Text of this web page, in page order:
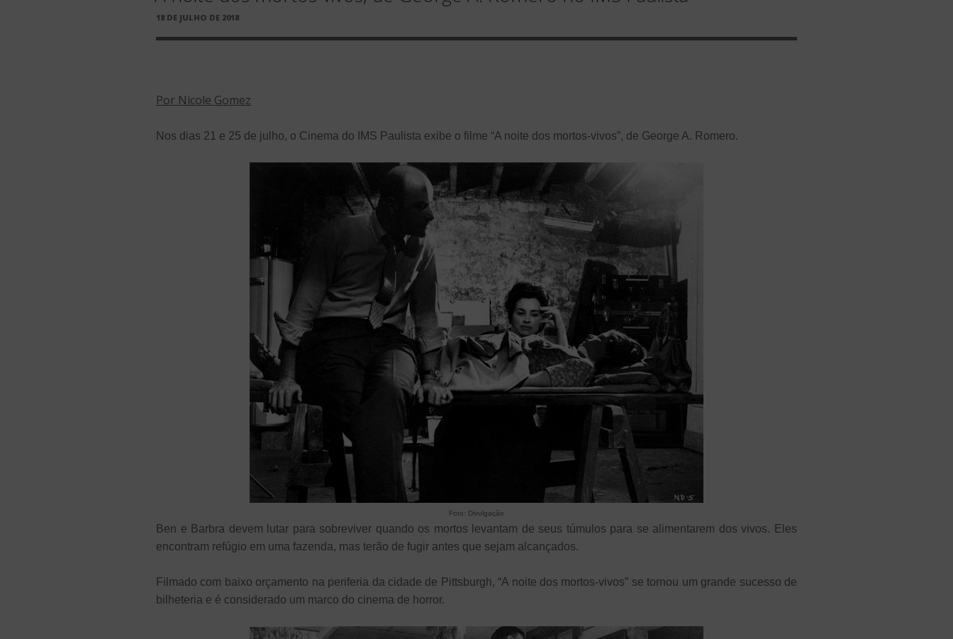
PUBLICADO
18 DE JULHO DE 2018
Por Nicole Gomez
Nos dias 21 e 25 de julho, o Cinema do IMS Paulista exibe o filme “A noite dos mortos-vivos”, de George A. Romero.
Foto: Divulgação
Ben e Barbra devem lutar para sobreviver quando os mortos levantam de seus túmulos para se alimentarem dos vivos. Eles
encontram refúgio em uma fazenda, mas terão de fugir antes que sejam alcançados.
Filmado com baixo orçamento na periferia da cidade de Pittsburgh, “A noite dos mortos-vivos” se tornou um grande sucesso de
bilheteria e é considerado um marco do cinema de horror.